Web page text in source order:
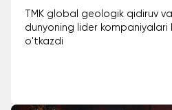
TMK global geologik qidiruv
dunyoning lider kompaniyalari
o'tkazdi